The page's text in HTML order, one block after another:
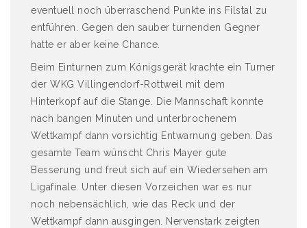
eventuell noch überraschend Punkte ins Filstal zu
entführen. Gegen den sauber turnenden Gegner
hatte er aber keine Chance.
Beim Einturnen zum Königsgerät krachte ein Turner
der WKG Villingendorf-Rottweil mit dem
Hinterkopf auf die Stange. Die Mannschaft konnte
nach bangen Minuten und unterbrochenem
Wettkampf dann vorsichtig Entwarnung geben. Das
gesamte Team wünscht Chris Mayer gute
Besserung und freut sich auf ein Wiedersehen am
Ligafinale. Unter diesen Vorzeichen war es nur
noch nebensächlich, wie das Reck und der
Wettkampf dann ausgingen. Nervenstark zeigten